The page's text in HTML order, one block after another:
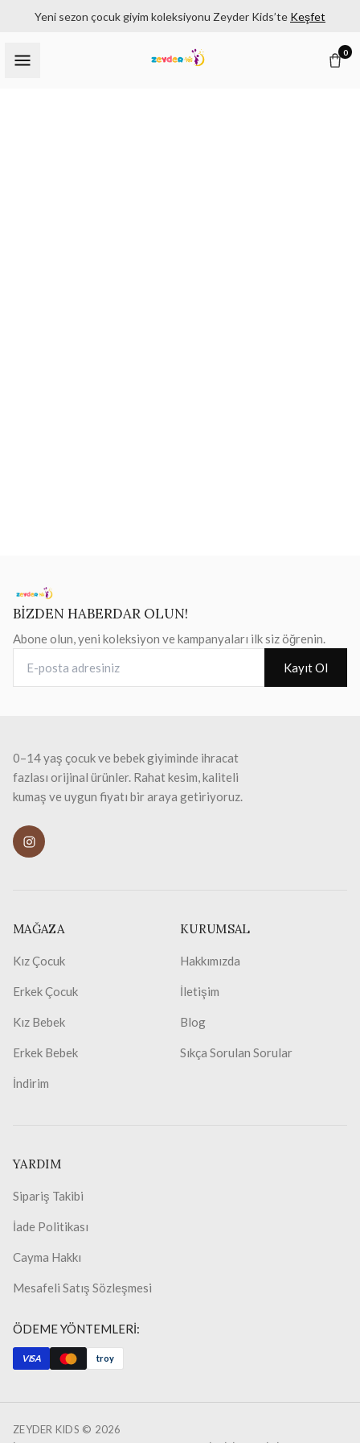
Yeni sezon çocuk giyim koleksiyonu Zeyder Kids’te Keşfet
0
BİZDEN HABERDAR OLUN!
Abone olun, yeni koleksiyon ve kampanyaları ilk siz öğrenin.
Kayıt Ol
0–14 yaş çocuk ve bebek giyiminde ihracat
fazlası orijinal ürünler. Rahat kesim, kaliteli
kumaş ve uygun fiyatı bir araya getiriyoruz.
MAĞAZA
Kız Çocuk
Erkek Çocuk
Kız Bebek
Erkek Bebek
İndirim
KURUMSAL
Hakkımızda
İletişim
Blog
Sıkça Sorulan Sorular
YARDIM
Sipariş Takibi
İade Politikası
Cayma Hakkı
Mesafeli Satış Sözleşmesi
ÖDEME YÖNTEMLERİ:
VISA troy
ZEYDER KIDS © 2026